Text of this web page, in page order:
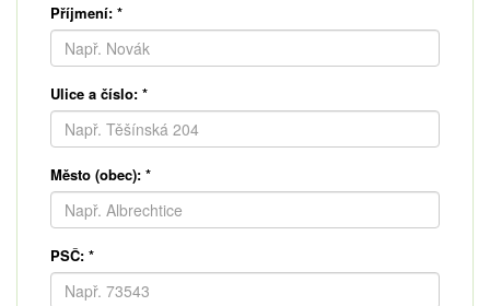
Příjmení: *
Ulice a číslo: *
Město (obec): *
PSČ: *